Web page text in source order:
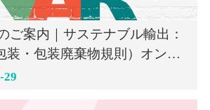
ご案内｜サステナブル輸出：
装・包装廃棄物規則）オンラ
7月29日）
29